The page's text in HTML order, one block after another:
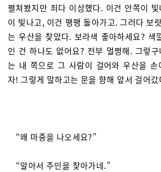
펼쳐봤지만 죄다 이상했다. 이건 안쪽이
이 빛나고, 이건 팽팽 돌아가고. 그러다 보
는 우산을 찾았다. 보라색 좋아하세요? 색
인 건 하나도 없어요? 전부 멀쩡해. 그렇
는 내 쪽으로 그 사람이 걸어와 우산을 손
자! 그렇게 말하고는 문을 향해 앞서 걸어갔
“왜 마중을 나오세요?”
“알아서 주인을 찾아가네.”